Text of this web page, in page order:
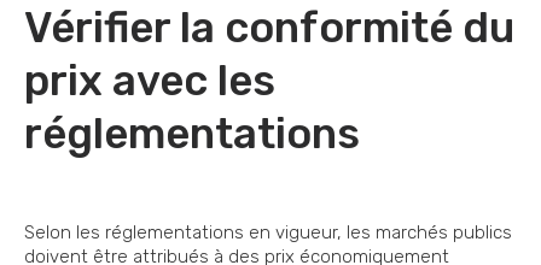
Vérifier la conformité du
prix avec les
réglementations
Selon les réglementations en vigueur, les marchés publics
doivent être attribués à des prix économiquement